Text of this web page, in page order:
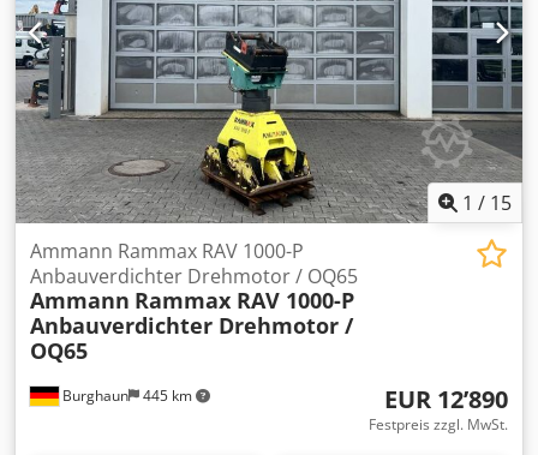
1 / 15
Burghaun 445 km
Ammann Rammax RAV 1000-P
Anbauverdichter Drehmotor / OQ65
Ammann Rammax RAV 1000-P
Anbauverdichter Drehmotor /
OQ65
EUR 12’890
Festpreis zzgl. MwSt.